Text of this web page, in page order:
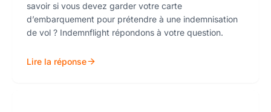
savoir si vous devez garder votre carte
d’embarquement pour prétendre à une indemnisation
de vol ? Indemnflight répondons à votre question.
Lire la réponse